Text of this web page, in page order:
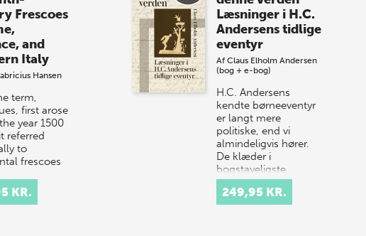
Frescoes
and
Italy
Hansen
term,
first arose
year 1500
referred
to
frescoes
KR.
Læsninger i H.C.
Andersens tidlige
eventyr
AfClaus Elholm Andersen
(bog + e-bog)
H.C. Andersens
kendte børneeventyr
er langt mere
politiske, end vi
almindeligvis hører.
De klæder i
bogstaveligste
forstand magten af til
skindet. Men…
249,95 KR.